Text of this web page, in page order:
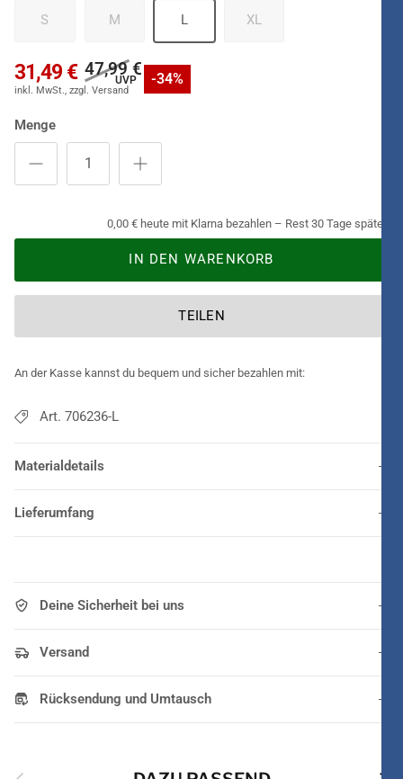
S M L XL
31,49 € 47,99 € -34%
Menge
0,00 € heute mit Klarna bezahlen – Rest 30 Tage später.
IN DEN WARENKORB
TEILEN
An der Kasse kannst du bequem und sicher bezahlen mit:
Art. 706236-L
Materialdetails
Lieferumfang
Deine Sicherheit bei uns
Versand
Rücksendung und Umtausch
Vorherige